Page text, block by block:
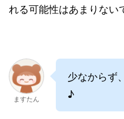
れる可能性はあまりない
ますたん
少なからず
♪